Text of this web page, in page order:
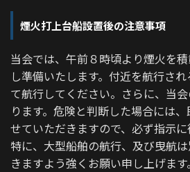
煙火打上台船設置後の注意事項
当会では、午前８時頃より煙火を
し準備いたします。付近を航行さ
て航行してください。さらに、当
ります。危険と判断した場合には
せていただきますので、必ず指示に
特に、大型船舶の航行、及び曳航
きますよう強くお願い申し上げます。